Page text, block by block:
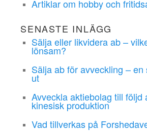
Artiklar om hobby och
SENASTE INLÄGG
Sälja eller likvidera ab –
lönsam?
Sälja ab för avveckling –
ut
Avveckla aktiebolag till följd
kinesisk produktion
Vad tillverkas på